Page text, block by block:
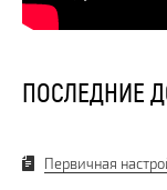
ПОСЛЕДНИЕ
Первичная